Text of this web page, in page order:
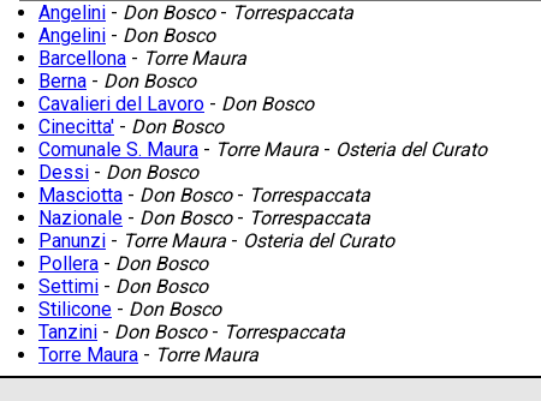
Angelini - Don Bosco- Torrespaccata
Angelini - Don Bosco
Barcellona - Torre Maura
Berna - Don Bosco
Cavalieri del Lavoro - Don Bosco
Cinecitta' - Don Bosco
Comunale S. Maura - Torre Maura - Osteria del Curato
Dessi - Don Bosco
Masciotta - Don Bosco- Torrespaccata
Nazionale - Don Bosco- Torrespaccata
Panunzi - Torre Maura - Osteria del Curato
Pollera - Don Bosco
Settimi - Don Bosco
Stilicone - Don Bosco
Tanzini - Don Bosco- Torrespaccata
Torre Maura - Torre Maura